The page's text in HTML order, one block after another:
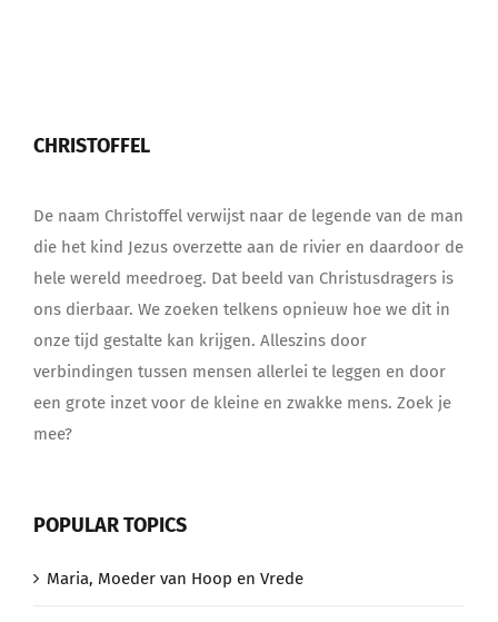
CHRISTOFFEL
De naam Christoffel verwijst naar de legende van de man
die het kind Jezus overzette aan de rivier en daardoor de
hele wereld meedroeg. Dat beeld van Christusdragers is
ons dierbaar. We zoeken telkens opnieuw hoe we dit in
onze tijd gestalte kan krijgen. Alleszins door
verbindingen tussen mensen allerlei te leggen en door
een grote inzet voor de kleine en zwakke mens. Zoek je
mee?
POPULAR TOPICS
Maria, Moeder van Hoop en Vrede